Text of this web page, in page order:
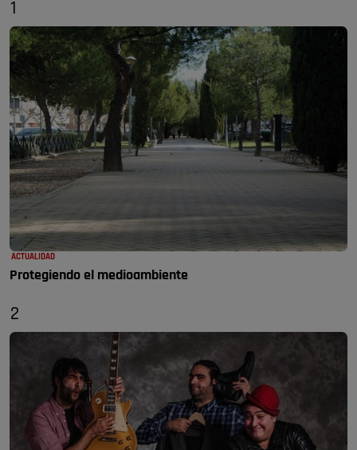
1
ACTUALIDAD
Protegiendo el medioambiente
2